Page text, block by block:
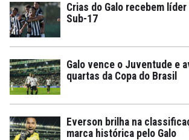
Crias do Galo recebem
Sub-17
Galo vence o Juventude e
quartas da Copa do Brasil
Everson brilha na
marca histórica pelo Galo